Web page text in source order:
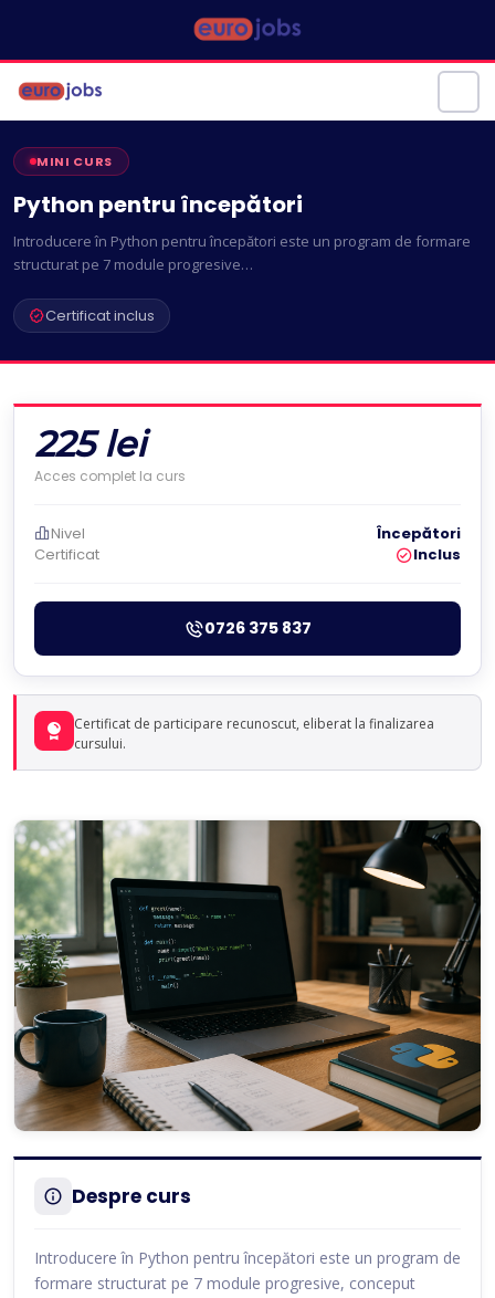
MINI CURS
Python pentru începători
Introducere în Python pentru începători este un program de formare
structurat pe 7 module progresive…
Certificat inclus
Despre curs
Introducere în Python pentru începători este un program de
formare structurat pe 7 module progresive, conceput
225 lei
Acces complet la curs
Nivel
Începători
Certificat
Inclus
0726 375 837
Certificat de participare recunoscut, eliberat la finalizarea
cursului.